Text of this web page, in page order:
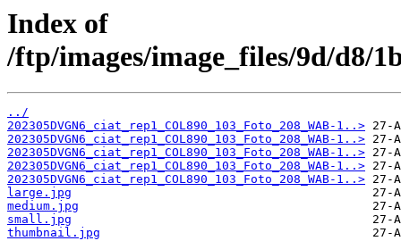
Index of
/ftp/images/image_files/9d/d8/
../
202305DVGN6_ciat_rep1_COL890_103_Foto_208_WAB-1..>
202305DVGN6_ciat_rep1_COL890_103_Foto_208_WAB-1..>
202305DVGN6_ciat_rep1_COL890_103_Foto_208_WAB-1..>
202305DVGN6_ciat_rep1_COL890_103_Foto_208_WAB-1..>
202305DVGN6_ciat_rep1_COL890_103_Foto_208_WAB-1..>
large.jpg
medium.jpg
small.jpg
thumbnail.jpg